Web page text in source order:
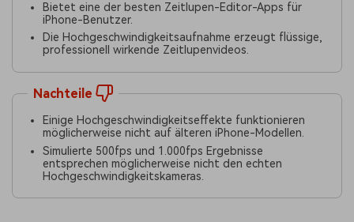
Bietet eine der besten Zeitlupen-Editor-Apps für
iPhone-Benutzer.
Die Hochgeschwindigkeitsaufnahme erzeugt flüssige,
professionell wirkende Zeitlupenvideos.
Nachteile
Einige Hochgeschwindigkeitseffekte funktionieren
möglicherweise nicht auf älteren iPhone-Modellen.
Simulierte 500fps und 1.000fps Ergebnisse
entsprechen möglicherweise nicht den echten
Hochgeschwindigkeitskameras.